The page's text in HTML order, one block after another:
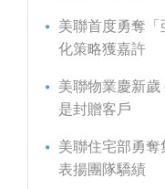
美聯首度勇奪
化策略獲嘉許
美聯物業慶新歲
是封贈客戶
美聯住宅部勇
表揚團隊驕績